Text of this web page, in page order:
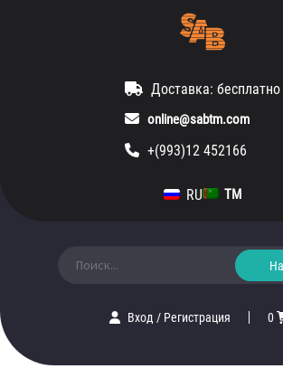
Доставка: бесплатно
online@sabtm.com
+(993)12 452166
RU TM
Вход/ Регистрация 0